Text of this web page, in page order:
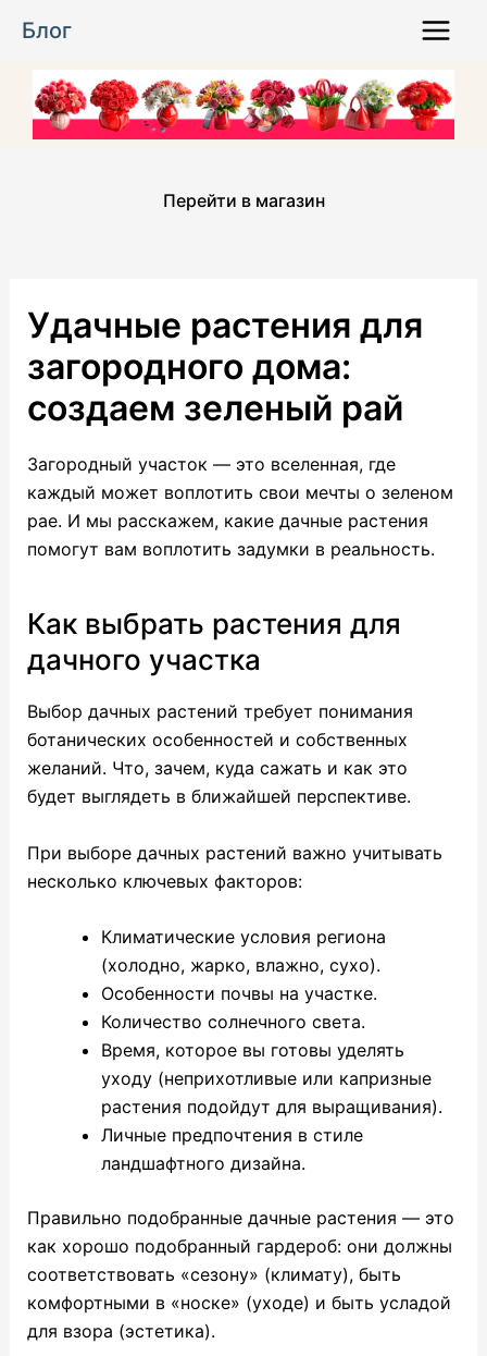
Блог
Menu
Перейти в магазин
Удачные растения для
загородного дома:
создаем зеленый рай
Загородный участок — это вселенная, где
каждый может воплотить свои мечты о зеленом
рае. И мы расскажем, какие дачные растения
помогут вам воплотить задумки в реальность.
Как выбрать растения для
дачного участка
Выбор дачных растений требует понимания
ботанических особенностей и собственных
желаний. Что, зачем, куда сажать и как это
будет выглядеть в ближайшей перспективе.
При выборе дачных растений важно учитывать
несколько ключевых факторов:
Климатические условия региона
(холодно, жарко, влажно, сухо).
Особенности почвы на участке.
Количество солнечного света.
Время, которое вы готовы уделять
уходу (неприхотливые или капризные
растения подойдут для выращивания).
Личные предпочтения в стиле
ландшафтного дизайна.
Правильно подобранные дачные растения — это
как хорошо подобранный гардероб: они должны
соответствовать «сезону» (климату), быть
комфортными в «носке» (уходе) и быть усладой
для взора (эстетика).